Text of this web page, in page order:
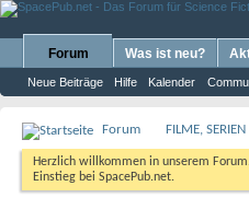
Forum
Neue Beiträge Hilfe Kalender
Was ist neu?
Forum FILME,
Herzlich willkommen in unserem
Einstieg bei SpacePub.net.